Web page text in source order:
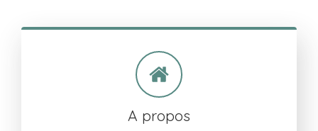
A propos